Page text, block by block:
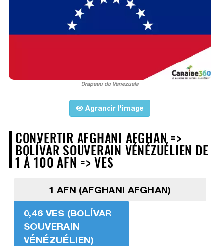
Drapeau du Venezuela
Agrandir l'image
CONVERTIR AFGHANI AFGHAN =>
BOLÍVAR SOUVERAIN VÉNÉZUÉLIEN DE
1 À 100 AFN => VES
1 AFN (AFGHANI AFGHAN)
0,46 VES (BOLÍVAR
SOUVERAIN
VÉNÉZUÉLIEN)